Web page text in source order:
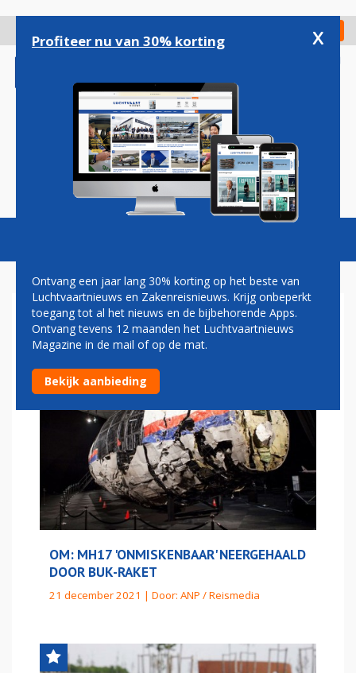
gaan
Check in
Magazine Podcasts Vacatures
MH17
OM: MH17 'ONMISKENBAAR' NEERGEHAALD
DOOR BUK-RAKET
21 december 2021 | Door: ANP / Reismedia
Profiteer nu van 30% korting x
Ontvang een jaar lang 30% korting op het beste van
Luchtvaartnieuws en Zakenreisnieuws. Krijg onbeperkt
toegang tot al het nieuws en de bijbehorende Apps.
Ontvang tevens 12 maanden het Luchtvaartnieuws
Magazine in de mail of op de mat.
Bekijk aanbieding